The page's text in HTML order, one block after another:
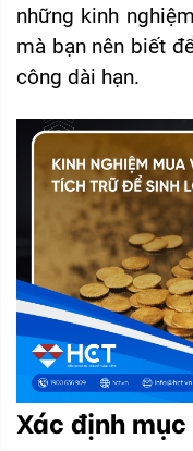
những kinh
mà bạn nên biết
công dài hạn.
Xác định